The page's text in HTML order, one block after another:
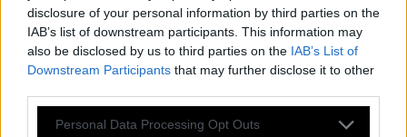
disclosure of your personal information by third parties on the
IAB’s list of downstream participants. This information may
also be disclosed by us to third parties on the IAB’s List of
Downstream Participants that may further disclose it to other
Personal Data Processing Opt Outs
Sie jeden Tag brillante Kreuzworträtsel! Werden Sie zum
Meister im Kreuzworträtsel-Lösen und haben Sie jede
Menge Spaß – und das alles kostenlos!
Geheimes Wort Juni 2 2026